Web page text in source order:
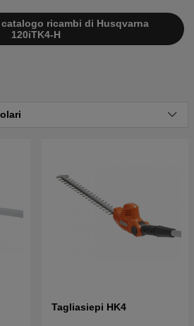
ricambi di Husqvarna
120iTK4-H
Tagliasiepi HK4